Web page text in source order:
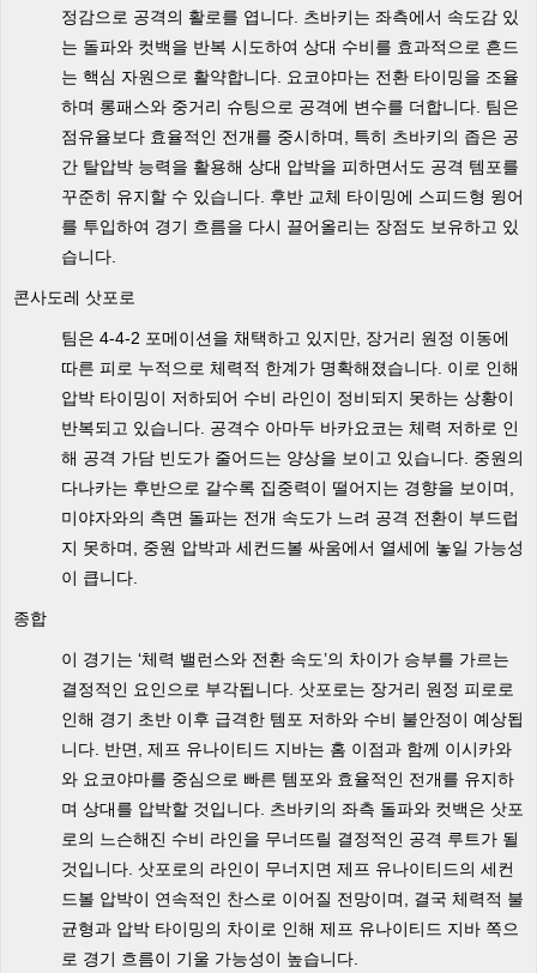
정감으로 공격의 활로를 엽니다. 츠바키는 좌측에서 속도감 있
는 돌파와 컷백을 반복 시도하여 상대 수비를 효과적으로 흔드
는 핵심 자원으로 활약합니다. 요코야마는 전환 타이밍을 조율
하며 롱패스와 중거리 슈팅으로 공격에 변수를 더합니다. 팀은
점유율보다 효율적인 전개를 중시하며, 특히 츠바키의 좁은 공
간 탈압박 능력을 활용해 상대 압박을 피하면서도 공격 템포를
꾸준히 유지할 수 있습니다. 후반 교체 타이밍에 스피드형 윙어
를 투입하여 경기 흐름을 다시 끌어올리는 장점도 보유하고 있
습니다.
콘사도레 삿포로
팀은 4-4-2 포메이션을 채택하고 있지만, 장거리 원정 이동에
따른 피로 누적으로 체력적 한계가 명확해졌습니다. 이로 인해
압박 타이밍이 저하되어 수비 라인이 정비되지 못하는 상황이
반복되고 있습니다. 공격수 아마두 바카요코는 체력 저하로 인
해 공격 가담 빈도가 줄어드는 양상을 보이고 있습니다. 중원의
다나카는 후반으로 갈수록 집중력이 떨어지는 경향을 보이며,
미야자와의 측면 돌파는 전개 속도가 느려 공격 전환이 부드럽
지 못하며, 중원 압박과 세컨드볼 싸움에서 열세에 놓일 가능성
이 큽니다.
종합
이 경기는 ‘체력 밸런스와 전환 속도’의 차이가 승부를 가르는
결정적인 요인으로 부각됩니다. 삿포로는 장거리 원정 피로로
인해 경기 초반 이후 급격한 템포 저하와 수비 불안정이 예상됩
니다. 반면, 제프 유나이티드 지바는 홈 이점과 함께 이시카와
와 요코야마를 중심으로 빠른 템포와 효율적인 전개를 유지하
며 상대를 압박할 것입니다. 츠바키의 좌측 돌파와 컷백은 삿포
로의 느슨해진 수비 라인을 무너뜨릴 결정적인 공격 루트가 될
것입니다. 삿포로의 라인이 무너지면 제프 유나이티드의 세컨
드볼 압박이 연속적인 찬스로 이어질 전망이며, 결국 체력적 불
균형과 압박 타이밍의 차이로 인해 제프 유나이티드 지바 쪽으
로 경기 흐름이 기울 가능성이 높습니다.